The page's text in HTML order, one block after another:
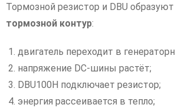
Тормозной резистор и DBU образуют
тормозной контур:
двигатель переходит в
напряжение DC-шины растёт;
DBU100H подключает резистор;
энергия рассеивается в тепло;